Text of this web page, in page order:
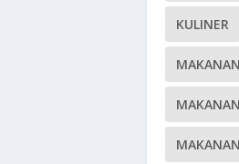
KULINER
MAKANAN